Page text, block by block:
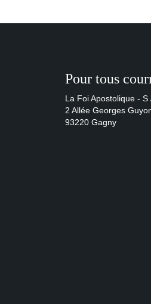
Pour tous
La Foi Apostolique - S
2 Allée Georges
93220 Gagny